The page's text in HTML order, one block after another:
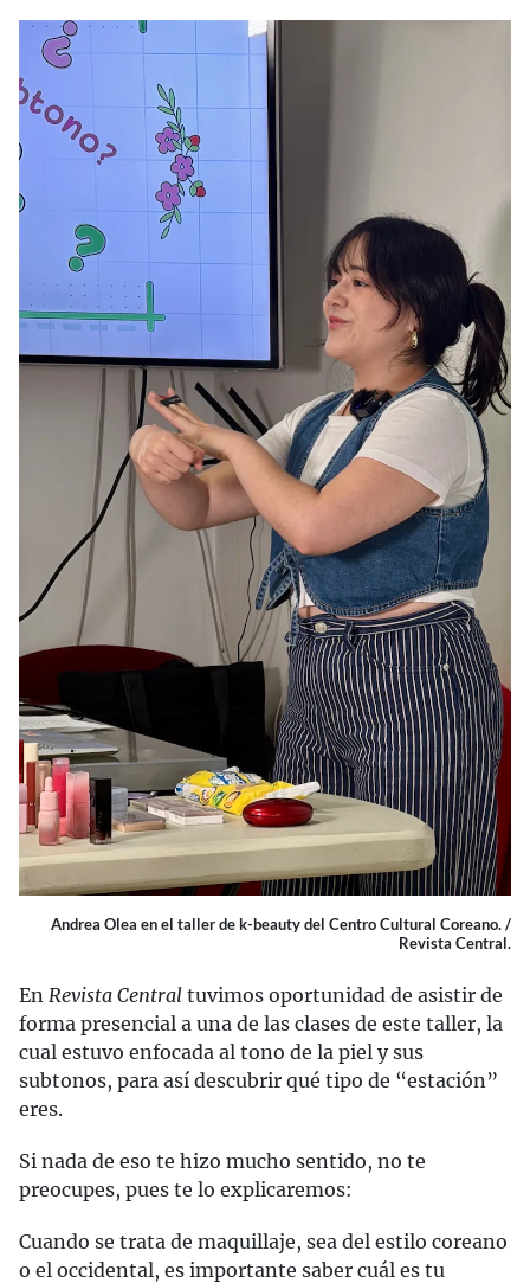
Andrea Olea en el taller de k-beauty del Centro Cultural Coreano. /
Revista Central.
En Revista Central tuvimos oportunidad de asistir de
forma presencial a una de las clases de este taller, la
cual estuvo enfocada al tono de la piel y sus
subtonos, para así descubrir qué tipo de “estación”
eres.
Si nada de eso te hizo mucho sentido, no te
preocupes, pues te lo explicaremos:
Cuando se trata de maquillaje, sea del estilo coreano
o el occidental, es importante saber cuál es tu